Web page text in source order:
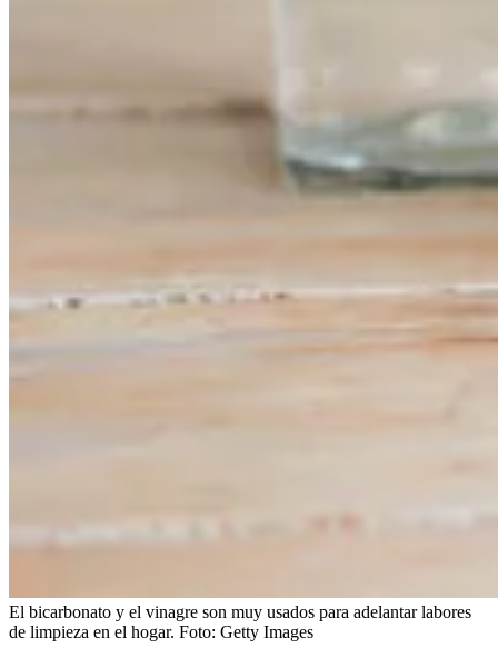
El bicarbonato y el vinagre son muy usados para adelantar labores
de limpieza en el hogar. Foto: Getty Images